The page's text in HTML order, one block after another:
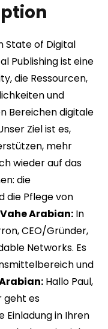
State of Digital
Publishing ist eine
die Ressourcen,
und
Bereichen digitale
Ziel ist es,
mehr
wieder auf das
die
die Pflege von
Vahe Arabian: In
CEO/Gründer,
Networks. Es
und
Hallo Paul,
geht es
Einladung in Ihren